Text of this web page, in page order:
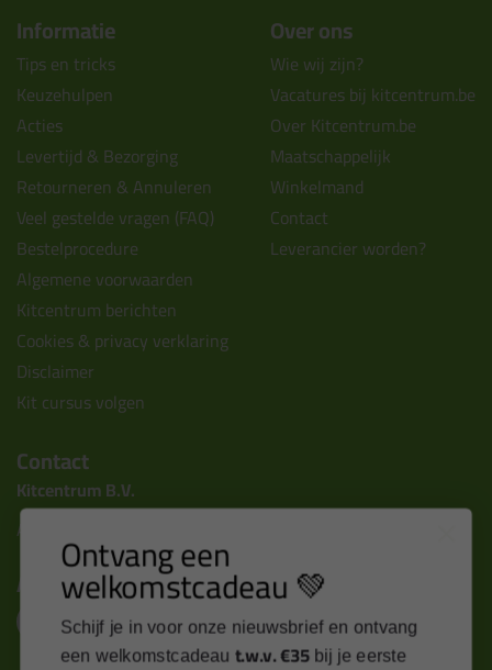
Informatie
Tips en tricks
Keuzehulpen
Acties
Levertijd & Bezorging
Retourneren & Annuleren
Veel gestelde vragen (FAQ)
Bestelprocedure
Algemene voorwaarden
Kitcentrum berichten
Cookies & privacy verklaring
Disclaimer
Kit cursus volgen
Over ons
Wie wij zijn?
Vacatures bij kitcentrum.be
Over Kitcentrum.be
Maatschappelijk
Winkelmand
Contact
Leverancier worden?
Contact
Kitcentrum B.V.
Alle contactgegevens >
Altijd op de hoogte blijven?
Ontvang een
welkomstcadeau 💚
Schijf je in voor onze nieuwsbrief en ontvang
een welkomstcadeau t.w.v. €35 bij je eerste